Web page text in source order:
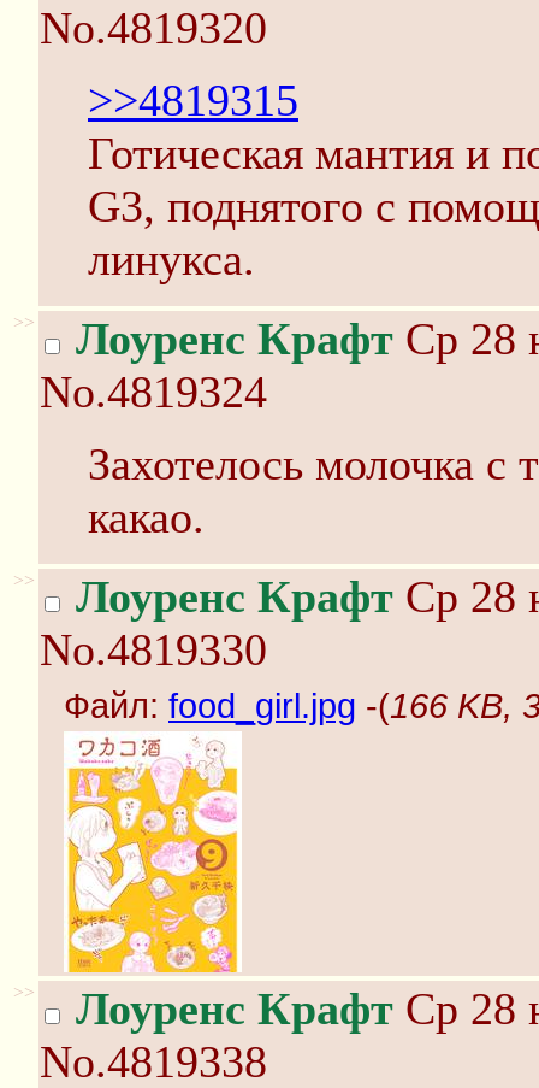
No.4819320
>>4819315
Готическая мантия и
G3, поднятого с
линукса.
>> Лоуренс Крафт Ср 28
No.4819324
Захотелось молочка с
какао.
>> Лоуренс Крафт Ср 28
No.4819330
Файл: food_girl.jpg -(166 KB,
>> Лоуренс Крафт Ср 28
No.4819338